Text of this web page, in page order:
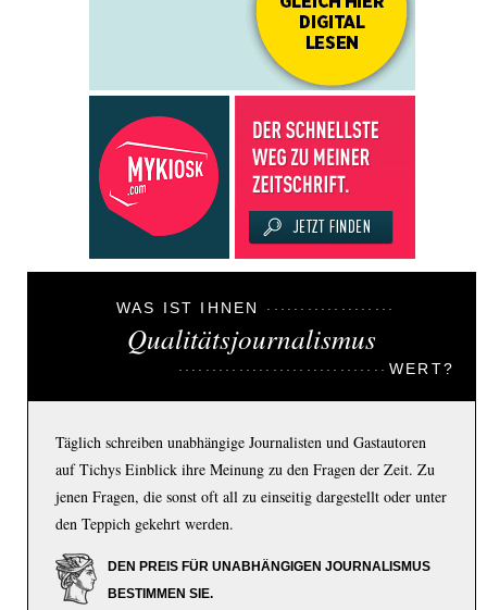
WAS IST IHNEN
Qualitätsjournalismus
WERT?
Täglich schreiben unabhängige Journalisten und Gastautoren
auf Tichys Einblick ihre Meinung zu den Fragen der Zeit. Zu
jenen Fragen, die sonst oft all zu einseitig dargestellt oder unter
den Teppich gekehrt werden.
DEN PREIS FÜR UNABHÄNGIGEN JOURNALISMUS
BESTIMMEN SIE.